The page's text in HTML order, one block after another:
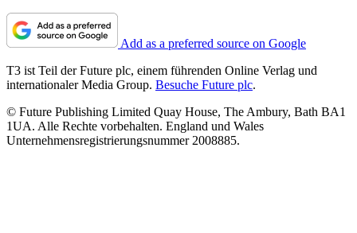
Add as a preferred source on Google
T3 ist Teil der Future plc, einem führenden Online Verlag und
internationaler Media Group. Besuche Future plc.
© Future Publishing Limited Quay House, The Ambury, Bath BA1
1UA. Alle Rechte vorbehalten. England und Wales
Unternehmensregistrierungsnummer 2008885.